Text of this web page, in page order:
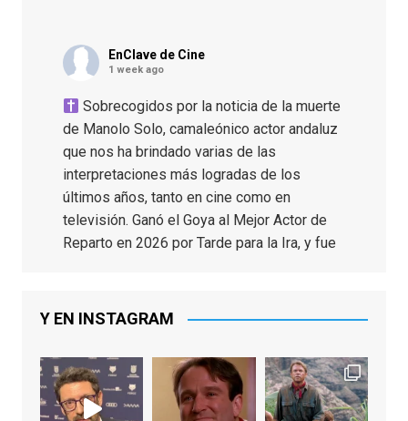
EnClave de Cine
1 week ago
Sobrecogidos por la noticia de la muerte
de Manolo Solo, camaleónico actor andaluz
que nos ha brindado varias de las
interpretaciones más logradas de los
últimos años, tanto en cine como en
televisión. Ganó el Goya al Mejor Actor de
Reparto en 2026 por Tarde para la Ira, y fue
principal por Una Quinta Por
View on Facebook Share
Y EN INSTAGRAM